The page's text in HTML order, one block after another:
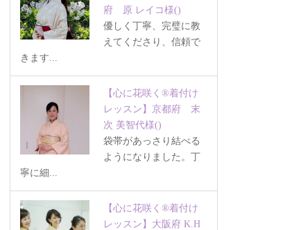
府 原 レイコ様()
優しく丁寧、完璧に教
えてくださり、信頼で
きます...
【心に花咲く®着付け
レッスン】京都府 末
次 美智代様()
袋帯があっさり結べる
ようになりました。丁
寧に細...
【心に花咲く®着付け
レッスン】大阪府 K.H